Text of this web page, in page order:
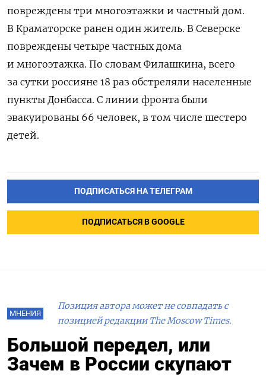
повреждены три многоэтажки и частный дом.
В Краматорске ранен один житель. В Северске
повреждены четыре частных дома
и многоэтажка. По словам Филашкина, всего
за сутки россияне 18 раз обстреляли населенные
пункты Донбасса. С линии фронта были
эвакуированы 66 человек, в том числе шестеро
детей.
ПОДПИСАТЬСЯ НА ТЕЛЕГРАМ
ПОДПИСАТЬСЯ В GOOGLE
МНЕНИЯ
Позиция автора может не совпадать с
позицией редакции The Moscow Times.
Большой передел, или
Зачем в России скупают